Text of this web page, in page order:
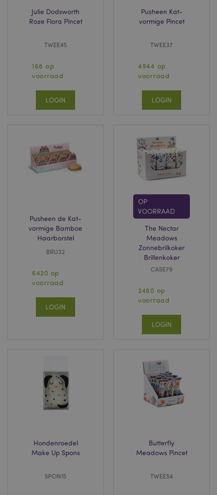
Julie Dodsworth
Roze Flora Pincet
TWEE45
168 op
voorraad
LOGIN
Pusheen Kat-
vormige Pincet
TWEE37
4944 op
voorraad
LOGIN
Pusheen de Kat-
vormige Bamboe
Haarborstel
BRU32
6420 op
voorraad
LOGIN
OP
VOORRAAD
The Nectar
Meadows
Zonnebrilkoker
Brillenkoker
CASE79
2460 op
voorraad
LOGIN
Hondenroedel
Make Up Spons
SPON15
Butterfly
Meadows Pincet
TWEE54